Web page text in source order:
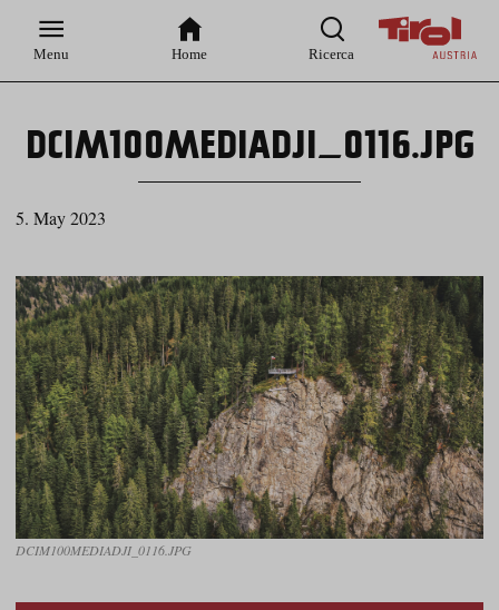
Hauptnavigation
Inhaltsbereich
Menu Home Ricerca
DCIM100MEDIADJI_0116.JPG
5. May 2023
DCIM100MEDIADJI_0116.JPG